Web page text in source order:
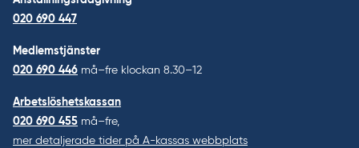
020 690 447
Medlemstjänster
020 690 446 må–fre klockan 8.30–12
Arbetslöshetskassan
020 690 455 må–fre,
mer detaljerade tider på A-kassas webbplats